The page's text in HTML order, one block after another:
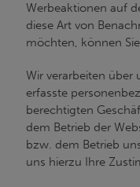
Werbeaktionen auf
diese Art von
möchten, können
Wir verarbeiten über
erfasste
berechtigten
dem Betrieb der
bzw. dem Betrieb
uns hierzu Ihre